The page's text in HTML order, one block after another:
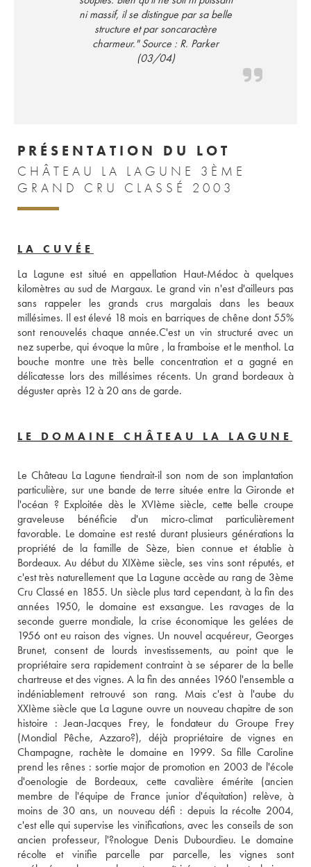
ni massif, il se distingue par sa belle
structure et par soncaractère
charmeur." Source : R. Parker
(03/04)
PRÉSENTATION DU LOT
CHÂTEAU LA LAGUNE 3ÈME
GRAND CRU CLASSÉ 2003
LA CUVÉE
La Lagune est situé en appellation Haut-Médoc à quelques
kilomètres au sud de Margaux. Le grand vin n'est d'ailleurs pas
sans rappeler les grands crus margalais dans les beaux
millésimes. Il est élevé 18 mois en barriques de chêne dont 55%
sont renouvelés chaque année.C'est un vin structuré avec un
nez superbe, qui évoque la mûre , la framboise et le menthol. La
bouche montre une très belle concentration et a gagné en
délicatesse lors des millésimes récents. Un grand bordeaux à
déguster après 12 à 20 ans de garde.
LE DOMAINE CHÂTEAU LA LAGUNE
Le Château La Lagune tiendrait-il son nom de son implantation
particulière, sur une bande de terre située entre la Gironde et
l'océan ? Exploitée dès le XVIème siècle, cette belle croupe
graveleuse bénéficie d'un micro-climat particulièrement
favorable. Le domaine est resté durant plusieurs générations la
propriété de la famille de Sèze, bien connue et établie à
Bordeaux. Au début du XIXème siècle, ses vins sont réputés, et
c'est très naturellement que La Lagune accède au rang de 3ème
Cru Classé en 1855. Un siècle plus tard cependant, à la fin des
années 1950, le domaine est exsangue. Les ravages de la
seconde guerre mondiale, la crise économique les gelées de
1956 ont eu raison des vignes. Un nouvel acquéreur, Georges
Brunet, consent de lourds investissements, au point que le
propriétaire sera rapidement contraint à se séparer de la belle
chartreuse et des vignes. A la fin des années 1960 l'ensemble a
indéniablement retrouvé son rang. Mais c'est à l'aube du
XXIème siècle que La Lagune ouvre un nouveau chapitre de son
histoire : Jean-Jacques Frey, le fondateur du Groupe Frey
(Mondial Pêche, Azzaro?), déjà propriétaire de vignes en
Champagne, rachète le domaine en 1999. Sa fille Caroline
prend les rênes : sortie major de promotion en 2003 de l'école
d'oenologie de Bordeaux, cette cavalière émérite (ancien
membre de l'équipe de France junior d'équitation) relève, à
moins de 30 ans, un nouveau défi : depuis la récolte 2004,
c'est elle qui supervise les vinifications, avec les conseils de son
ancien professeur, l'?nologue Denis Dubourdieu. Le domaine
récolte et vinifie parcelle par parcelle, les vignes sont